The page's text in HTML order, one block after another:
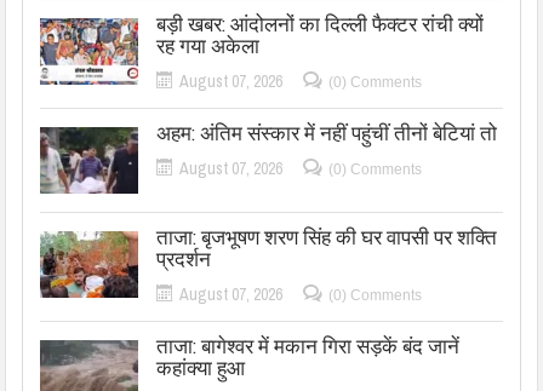
बड़ी खबर: आंदोलनों का दिल्ली फैक्टर रांची क्यों
रह गया अकेला
August 07, 2026 (0) Comments
अहम: अंतिम संस्कार में नहीं पहुंचीं तीनों बेटियां तो
August 07, 2026 (0) Comments
ताजा: बृजभूषण शरण सिंह की घर वापसी पर शक्ति
प्रदर्शन
August 07, 2026 (0) Comments
ताजा: बागेश्वर में मकान गिरा सड़कें बंद जानें
कहांक्या हुआ